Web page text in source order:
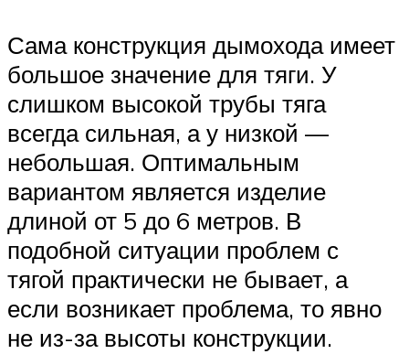
Сама конструкция дымохода имеет
большое значение для тяги. У
слишком высокой трубы тяга
всегда сильная, а у низкой —
небольшая. Оптимальным
вариантом является изделие
длиной от 5 до 6 метров. В
подобной ситуации проблем с
тягой практически не бывает, а
если возникает проблема, то явно
не из-за высоты конструкции.